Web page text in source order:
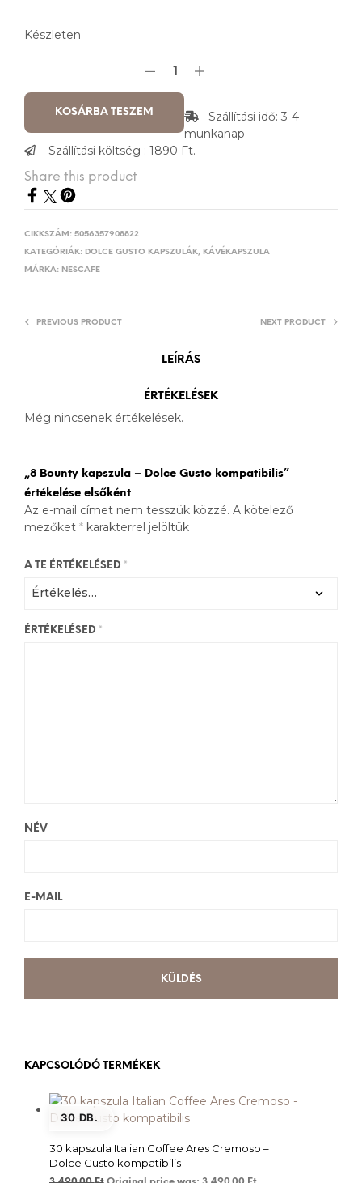
Készleten
KOSÁRBA TESZEM
Szállítási idő: 3-4
munkanap
Szállítási költség : 1890 Ft.
Share this product
CIKKSZÁM: 5056357908822
KATEGÓRIÁK: DOLCE GUSTO KAPSZULÁK, KÁVÉKAPSZULA
MÁRKA: NESCAFE
PREVIOUS PRODUCT NEXT PRODUCT
LEÍRÁS
ÉRTÉKELÉSEK
Még nincsenek értékelések.
„8 Bounty kapszula – Dolce Gusto kompatibilis”
értékelése elsőként
Az e-mail címet nem tesszük közzé. A kötelező
mezőket * karakterrel jelöltük
A TE ÉRTÉKELÉSED *
ÉRTÉKELÉSED *
NÉV
E-MAIL
KAPCSOLÓDÓ TERMÉKEK
30 DB.
30 kapszula Italian Coffee Ares Cremoso –
Dolce Gusto kompatibilis